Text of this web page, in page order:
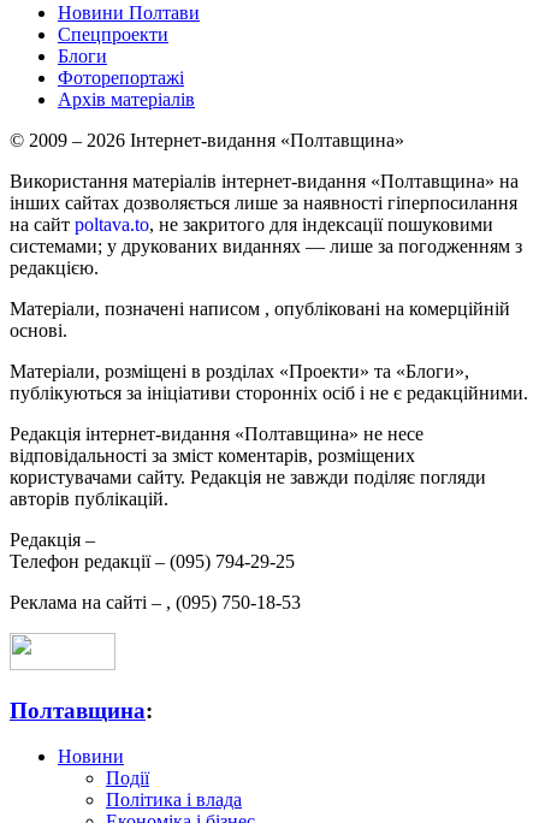
Новини Полтави
Спецпроекти
Блоги
Фоторепортажі
Архів матеріалів
© 2009 – 2026 Інтернет-видання «Полтавщина»
Використання матеріалів інтернет-видання «Полтавщина» на
інших сайтах дозволяється лише за наявності гіперпосилання
на сайт poltava.to, не закритого для індексації пошуковими
системами; у друкованих виданнях — лише за погодженням з
редакцією.
Матеріали, позначені написом , опубліковані на комерційній
основі.
Матеріали, розміщені в розділах «Проекти» та «Блоги»,
публікуються за ініціативи сторонніх осіб і не є редакційними.
Редакція інтернет-видання «Полтавщина» не несе
відповідальності за зміст коментарів, розміщених
користувачами сайту. Редакція не завжди поділяє погляди
авторів публікацій.
Редакція –
Телефон редакції – (095) 794-29-25
Реклама на сайті – , (095) 750-18-53
Полтавщина:
Новини
Події
Політика і влада